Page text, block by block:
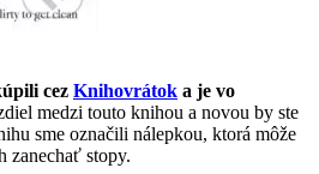
cez Knihovrátok a je vo
medzi touto knihou a novou by ste
sme označili nálepkou, ktorá môže
zanechať stopy.